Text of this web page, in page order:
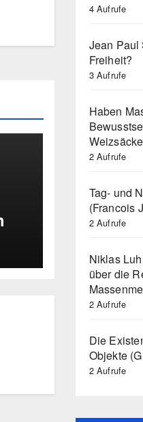
4 Aufrufe
Jean Paul
Freiheit?
3 Aufrufe
Haben
2 Aufrufe
Tag- und
(Francois
2 Aufrufe
Niklas
über die
2 Aufrufe
Die
Objekte
2 Aufrufe